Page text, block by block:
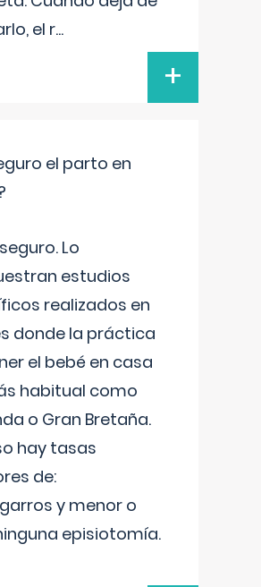
el r...
+
el parto en
Lo
estudios
realizados en
donde la práctica
el bebé en casa
habitual como
o Gran Bretaña.
hay tasas
de:
y menor o
episiotomía.